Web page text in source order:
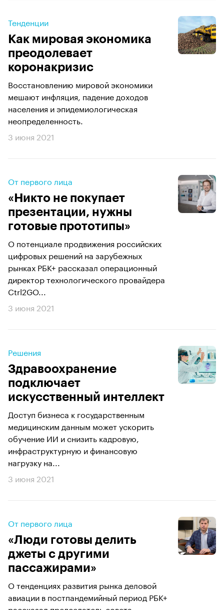
Тенденции
Как мировая экономика
преодолевает
коронакризис
Восстановлению мировой экономики
мешают инфляция, падение доходов
населения и эпидемиологическая
неопределенность.
3 июня 2021
От первого лица
«Никто не покупает
презентации, нужны
готовые прототипы»
О потенциале продвижения российских
цифровых решений на зарубежных
рынках РБК+ рассказал операционный
директор технологического провайдера
Ctrl2GO...
3 июня 2021
Решения
Здравоохранение
подключает
искусственный интеллект
Доступ бизнеса к государственным
медицинским данным может ускорить
обучение ИИ и снизить кадровую,
инфраструктурную и финансовую
нагрузку на...
3 июня 2021
От первого лица
«Люди готовы делить
джеты с другими
пассажирами»
О тенденциях развития рынка деловой
авиации в постпандемийный период РБК+